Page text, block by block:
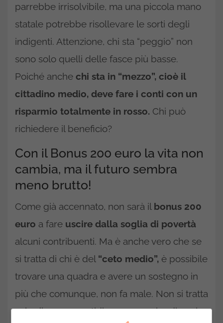
parrebbe irrisolvibile, ma una piccola mano
statale potrebbe risollevare le sorti degli
indigenti. Attenzione, chi sta “peggio” non
sono solo quelli delle fasce più basse.
Poiché anche chi sta in “mezzo”, cioè il
cittadino medio, deve fare i conti con un
risparmio totalmente in rosso. Chi può
richiedere il beneficio?
Con il Bonus 200 euro la vita non
cambia, ma il futuro sembra
meno brutto!
Come già accennato, non sarà il bonus 200
euro a fare uscire dalla soglia di povertà
alcuni contribuenti. Ma è anche vero che se
si tratta di chi è del “ceto medio”, è possibile
trovare una quadra e avere un sostegno in
più che comunque, non fa male. Non si tratta
solo di spese quotidiane, ma anche di capire